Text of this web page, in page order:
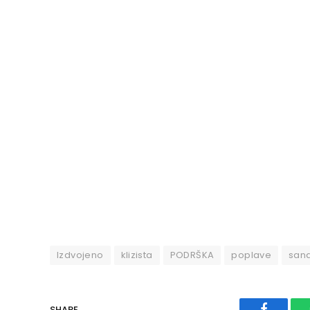
Izdvojeno klizista PODRŠKA poplave